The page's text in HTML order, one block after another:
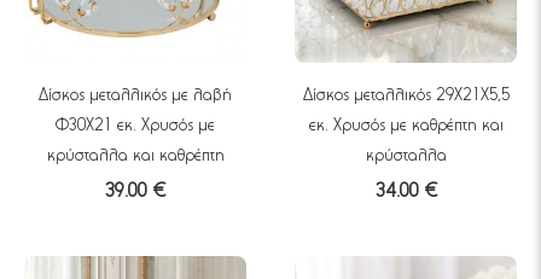
Δίσκος μεταλλικός με λαβή
Φ30Χ21 εκ. Χρυσός με
κρύσταλλα και καθρέπτη
39.00 €
Δίσκος μεταλλικός 29Χ21Χ5,5
εκ. Χρυσός με καθρέπτη και
κρύσταλλα
34.00 €